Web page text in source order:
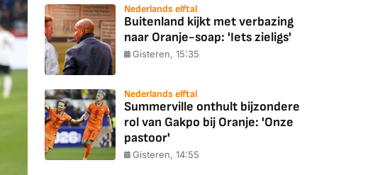
Nederlands elftal
Buitenland kijkt met verbazing
naar Oranje-soap: 'Iets zieligs'
Gisteren, 15:35
Nederlands elftal
Summerville onthult bijzondere
rol van Gakpo bij Oranje: 'Onze
pastoor'
Gisteren, 14:55